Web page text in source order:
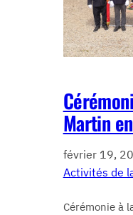
Martin
février 19,
Activités de
Cérémonie à